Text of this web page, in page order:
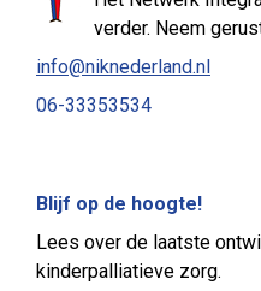
verder. Neem
info@niknederland.nl
06-33353534
Blijf op de hoogte!
Lees over de laatste
kinderpalliatieve zorg.